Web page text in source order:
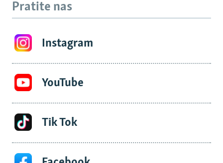
Pratite nas
Instagram
YouTube
Tik Tok